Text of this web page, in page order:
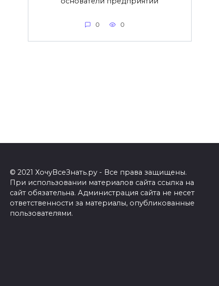
0 0
© 2021 ХочуВсеЗнать.ру - Все права защищены.
При использовании материалов сайта ссылка на
сайт обязательна. Администрация сайта не несет
ответственности за материалы, опубликованные
пользователями.